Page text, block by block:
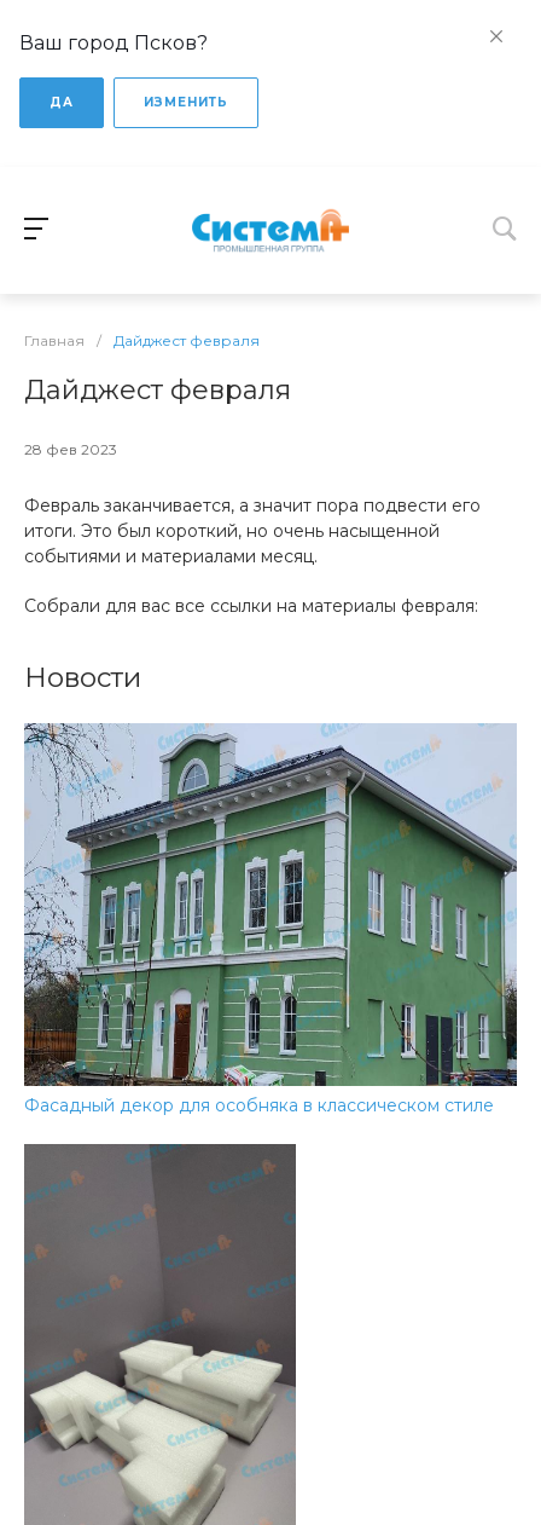
Ваш город Псков?
ДА ИЗМЕНИТЬ
Главная / Дайджест февраля
Дайджест февраля
28 фев 2023
Февраль заканчивается, а значит пора подвести его
итоги. Это был короткий, но очень насыщенной
событиями и материалами месяц.
Собрали для вас все ссылки на материалы февраля:
Новости
Фасадный декор для особняка в классическом стиле